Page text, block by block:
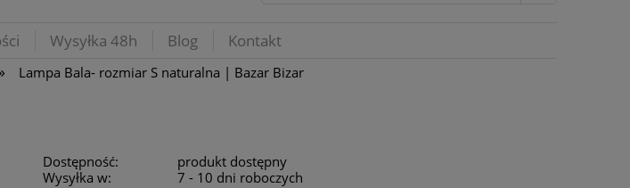
Wysyłka 48h Blog Kontakt
Lampa Bala- rozmiar S naturalna | Bazar Bizar
Dostępność:
produkt dostępny
Wysyłka w:
7 - 10 dni roboczych